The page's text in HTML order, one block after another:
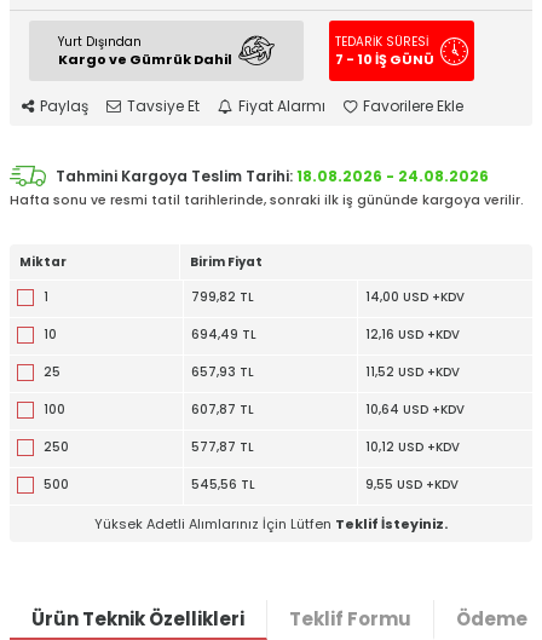
Yurt Dışından
Kargo ve Gümrük Dahil
TEDARİK SÜRESİ
7 - 10 İŞ GÜNÜ
Paylaş Tavsiye Et Fiyat Alarmı Favorilere Ekle
Tahmini Kargoya Teslim Tarihi:18.08.2026 - 24.08.2026
Hafta sonu ve resmi tatil tarihlerinde, sonraki ilk iş gününde kargoya verilir.
Miktar
Birim Fiyat
1
799,82 TL 14,00 USD +KDV
10 694,49 TL 12,16 USD +KDV
25 657,93 TL 11,52 USD +KDV
100 607,87 TL 10,64 USD +KDV
250 577,87 TL 10,12 USD +KDV
500 545,56 TL 9,55 USD +KDV
Yüksek Adetli Alımlarınız İçin Lütfen Teklif İsteyiniz.
Ürün Teknik Özellikleri Teklif Formu Ödeme